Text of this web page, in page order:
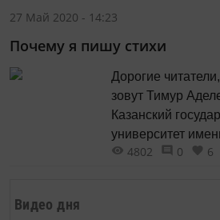
Видео дня
27 Май 2020 - 14:23
Почему я пишу стихи
Дорогие
зовут Тимур
Казанский
университет
Ленина,
4802 0 6